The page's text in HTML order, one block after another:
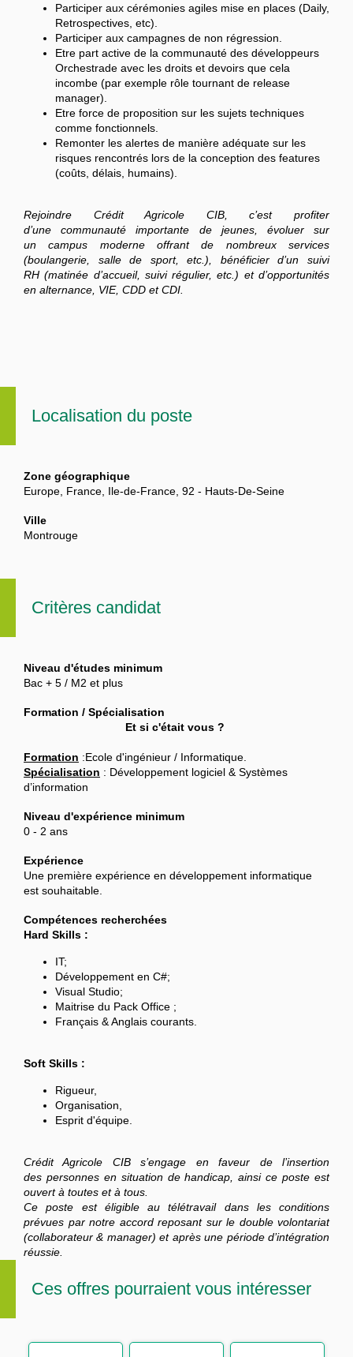
Participer aux cérémonies agiles mise en places (Daily,
Retrospectives, etc).
Participer aux campagnes de non régression.
Etre part active de la communauté des développeurs
Orchestrade avec les droits et devoirs que cela
incombe (par exemple rôle tournant de release
manager).
Etre force de proposition sur les sujets techniques
comme fonctionnels.
Remonter les alertes de manière adéquate sur les
risques rencontrés lors de la conception des features
(coûts, délais, humains).
Rejoindre Crédit Agricole CIB, c’est profiter
d’une communauté importante de jeunes, évoluer sur
un campus moderne offrant de nombreux services
(boulangerie, salle de sport, etc.), bénéficier d’un suivi
RH (matinée d’accueil, suivi régulier, etc.) et d’opportunités
en alternance, VIE, CDD et CDI.
Localisation du poste
Zone géographique
Europe, France, Ile-de-France, 92 - Hauts-De-Seine
Ville
Montrouge
Critères candidat
Niveau d'études minimum
Bac + 5 / M2 et plus
Formation / Spécialisation
Et si c'était vous ?
Formation :Ecole d'ingénieur / Informatique.
Spécialisation : Développement logiciel & Systèmes
d’information
Niveau d'expérience minimum
0 - 2 ans
Expérience
Une première expérience en développement informatique
est souhaitable.
Compétences recherchées
Hard Skills :
IT;
Développement en C#;
Visual Studio;
Maitrise du Pack Office ;
Français & Anglais courants.
Soft Skills :
Rigueur,
Organisation,
Esprit d'équipe.
Crédit Agricole CIB s’engage en faveur de l’insertion
des personnes en situation de handicap, ainsi ce poste est
ouvert à toutes et à tous.
Ce poste est éligible au télétravail dans les conditions
prévues par notre accord reposant sur le double volontariat
(collaborateur & manager) et après une période d’intégration
réussie.
Ces offres pourraient vous intéresser